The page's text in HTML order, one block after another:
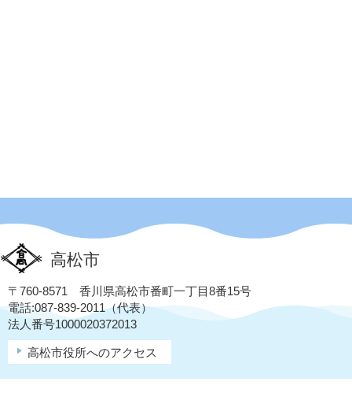
高松市
〒760-8571 香川県高松市番町一丁目8番15号
電話:087-839-2011（代表）
法人番号1000020372013
高松市役所へのアクセス